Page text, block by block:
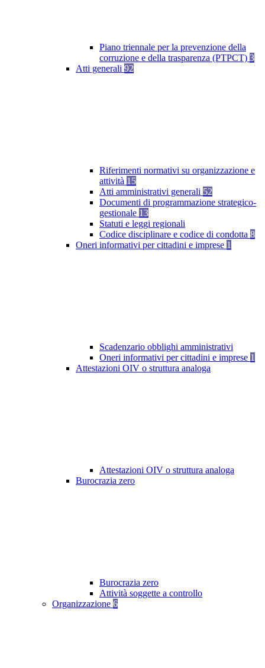
Piano triennale per la prevenzione della
corruzione e della trasparenza (PTPCT) 3
Atti generali 92
Riferimenti normativi su organizzazione e
attività 15
Atti amministrativi generali 52
Documenti di programmazione strategico-
gestionale 13
Statuti e leggi regionali
Codice disciplinare e codice di condotta 8
Oneri informativi per cittadini e imprese 1
Scadenzario obblighi amministrativi
Oneri informativi per cittadini e imprese 1
Attestazioni OIV o struttura analoga
Attestazioni OIV o struttura analoga
Burocrazia zero
Burocrazia zero
Attività soggette a controllo
Organizzazione 6